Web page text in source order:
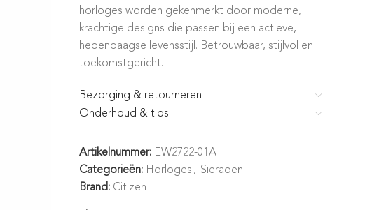
horloges worden gekenmerkt door moderne,
krachtige designs die passen bij een actieve,
hedendaagse levensstijl. Betrouwbaar, stijlvol en
toekomstgericht.
Bezorging & retourneren
Onderhoud & tips
Artikelnummer: EW2722-01A
Categorieën: Horloges , Sieraden
Brand: Citizen